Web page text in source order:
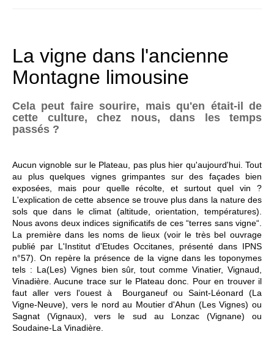
La vigne dans l'ancienne
Montagne limousine
Cela peut faire sourire, mais qu'en était-il de
cette culture, chez nous, dans les temps
passés ?
Aucun vignoble sur le Plateau, pas plus hier qu'aujourd'hui. Tout
au plus quelques vignes grimpantes sur des façades bien
exposées, mais pour quelle récolte, et surtout quel vin ?
L'explication de cette absence se trouve plus dans la nature des
sols que dans le climat (altitude, orientation, températures).
Nous avons deux indices significatifs de ces “terres sans vigne“.
La première dans les noms de lieux (voir le très bel ouvrage
publié par L'Institut d'Etudes Occitanes, présenté dans IPNS
n°57). On repère la présence de la vigne dans les toponymes
tels : La(Les) Vignes bien sûr, tout comme Vinatier, Vignaud,
Vinadière. Aucune trace sur le Plateau donc. Pour en trouver il
faut aller vers l'ouest à Bourganeuf ou Saint-Léonard (La
Vigne-Neuve), vers le nord au Moutier d'Ahun (Les Vignes) ou
Sagnat (Vignaux), vers le sud au Lonzac (Vignane) ou
Soudaine-La Vinadière.